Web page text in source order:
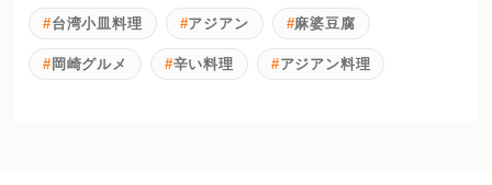
台湾小皿料理 アジアン 麻婆豆腐
岡崎グルメ 辛い料理 アジアン料理